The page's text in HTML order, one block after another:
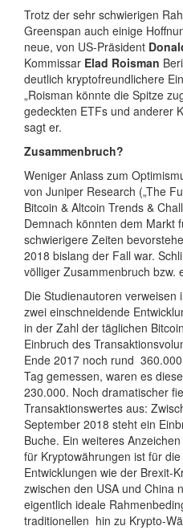
Trotz der sehr schwierigen
Greenspan auch einige
neue, von US-Präsident
Kommissar Elad Roisman
deutlich kryptofreundlichere
„Roisman könnte die Spitze
gedeckten ETFs und anderer
sagt er.
Zusammenbruch?
Weniger Anlass zum
von Juniper Research („The
Bitcoin & Altcoin Trends &
Demnach könnten dem Markt
schwierigere Zeiten
2018 bislang der Fall war.
völliger Zusammenbruch bzw.
Die Studienautoren
zwei einschneidende
in der Zahl der täglichen
Einbruch des
Ende 2017 noch rund
Tag gemessen, waren es
230.000. Noch dramatischer
Transaktionswertes aus:
September 2018 steht ein
Buche. Ein weiteres
für Kryptowährungen ist für
Entwicklungen wie der Brexit-
zwischen den USA und China
eigentlich ideale
traditionellen hin zu Krypto-